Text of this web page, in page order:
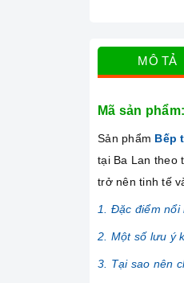
MÔ TẢ
Mã sản
Sản phẩm Bếp
tại Ba Lan theo
trở nên tinh tế
1. Đặc điểm nổi
2. Một số lưu ý
3. Tại sao nên